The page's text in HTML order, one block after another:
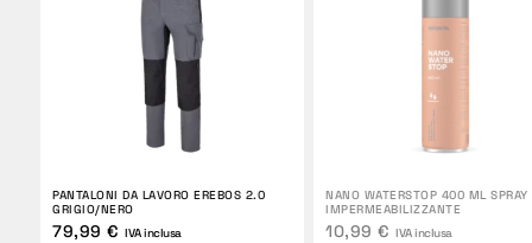
PANTALONI DA LAVORO EREBOS 2.0
GRIGIO/NERO
79,99 € IVA inclusa
NANO WATERSTOP 400 ML SPRAY
IMPERMEABILIZZANTE
10,99 € IVA inclusa